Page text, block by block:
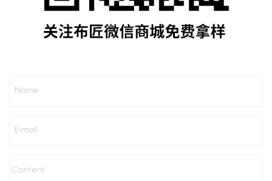
Name
E-mail
Content